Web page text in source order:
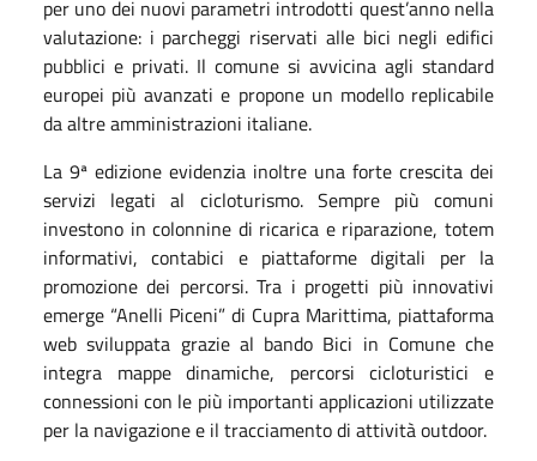
per uno dei nuovi parametri introdotti quest’anno nella
valutazione: i parcheggi riservati alle bici negli edifici
pubblici e privati. Il comune si avvicina agli standard
europei più avanzati e propone un modello replicabile
da altre amministrazioni italiane.
La 9ª edizione evidenzia inoltre una forte crescita dei
servizi legati al cicloturismo. Sempre più comuni
investono in colonnine di ricarica e riparazione, totem
informativi, contabici e piattaforme digitali per la
promozione dei percorsi. Tra i progetti più innovativi
emerge “Anelli Piceni” di Cupra Marittima, piattaforma
web sviluppata grazie al bando Bici in Comune che
integra mappe dinamiche, percorsi cicloturistici e
connessioni con le più importanti applicazioni utilizzate
per la navigazione e il tracciamento di attività outdoor.